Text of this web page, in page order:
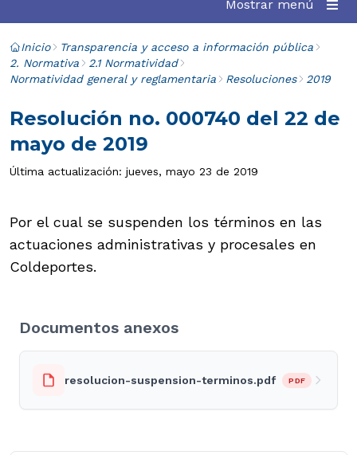
Mostrar menú
Inicio
Transparencia y acceso a información pública
2. Normativa
2.1 Normatividad
Normatividad general y reglamentaria
Resoluciones 2019
Resolución no. 000740 del 22 de
mayo de 2019
Última actualización: jueves, mayo 23 de 2019
Por el cual se suspenden los términos en las
actuaciones administrativas y procesales en
Coldeportes.
Documentos anexos
resolucion-suspension-terminos.pdf PDF